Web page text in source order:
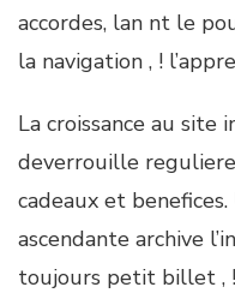
accordes, lan nt le
la navigation , !
La croissance au
deverrouille
cadeaux et
ascendante archive
toujours petit billet ,